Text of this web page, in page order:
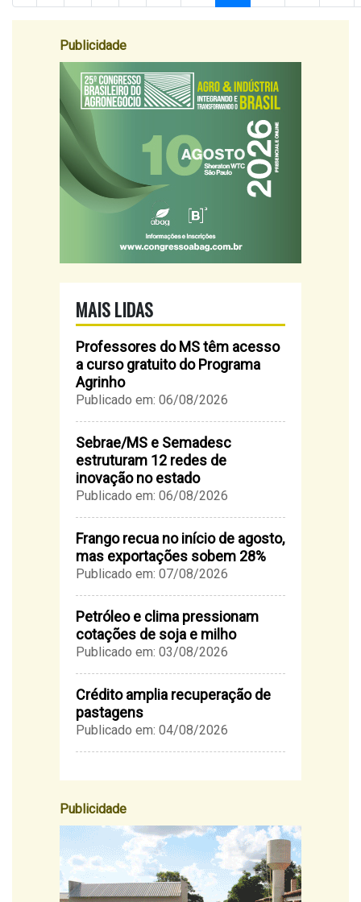
Publicidade
MAIS LIDAS
Professores do MS têm acesso
a curso gratuito do Programa
Agrinho
Publicado em: 06/08/2026
Sebrae/MS e Semadesc
estruturam 12 redes de
inovação no estado
Publicado em: 06/08/2026
Frango recua no início de agosto,
mas exportações sobem 28%
Publicado em: 07/08/2026
Petróleo e clima pressionam
cotações de soja e milho
Publicado em: 03/08/2026
Crédito amplia recuperação de
pastagens
Publicado em: 04/08/2026
Publicidade